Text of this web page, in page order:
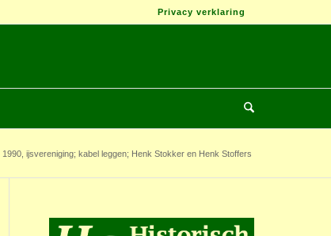
Privacy verklaring
1990, ijsvereniging; kabel leggen; Henk Stokker en Henk Stoffers